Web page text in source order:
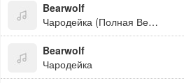
Bearwolf
Чародейка (Полная Версия)
Bearwolf
Чародейка